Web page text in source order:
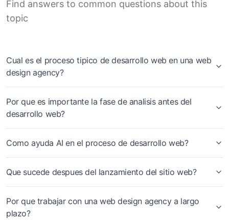
Find answers to common questions about this
topic
Cual es el proceso tipico de desarrollo web en una web
design agency?
Por que es importante la fase de analisis antes del
desarrollo web?
Como ayuda AI en el proceso de desarrollo web?
Que sucede despues del lanzamiento del sitio web?
Por que trabajar con una web design agency a largo
plazo?